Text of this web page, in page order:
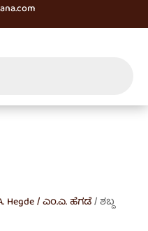
Hegde / ಎಂ.ಎ. ಹೆಗಡೆ/ ಶಬ್ದ